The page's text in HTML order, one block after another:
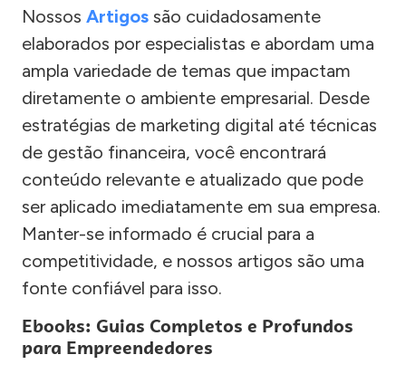
Nossos Artigos são cuidadosamente
elaborados por especialistas e abordam uma
ampla variedade de temas que impactam
diretamente o ambiente empresarial. Desde
estratégias de marketing digital até técnicas
de gestão financeira, você encontrará
conteúdo relevante e atualizado que pode
ser aplicado imediatamente em sua empresa.
Manter-se informado é crucial para a
competitividade, e nossos artigos são uma
fonte confiável para isso.
Ebooks: Guias Completos e Profundos
para Empreendedores